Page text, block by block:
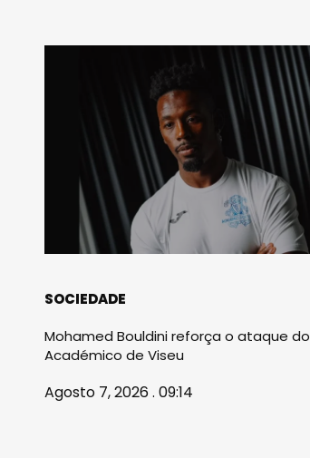
SOCIEDADE
Mohamed Bouldini reforça o ataque do
Académico de Viseu
Agosto 7, 2026 . 09:14